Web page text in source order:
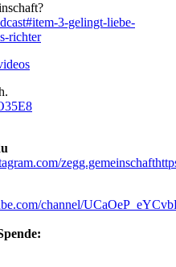
3-gelingt-liebe-
richter
zegg.gemeinschaft
channel/